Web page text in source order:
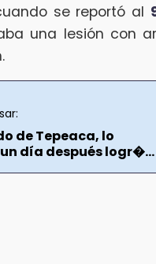
se reportó al
una lesión con
de Tepeaca, lo
día después logr�...